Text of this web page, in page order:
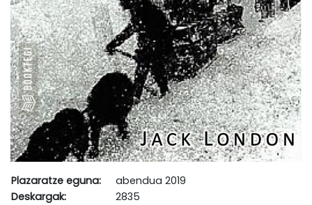
Plazaratze eguna:
abendua 2019
Deskargak:
2835